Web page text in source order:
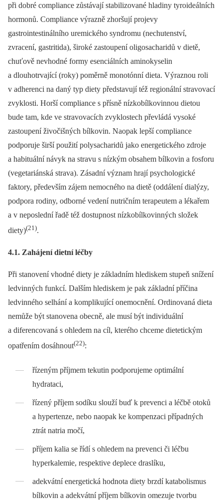
při dobré compliance zůstávají stabilizované hladiny tyroideálních
hormonů. Compliance výrazně zhoršují projevy
gastrointestinálního uremického syndromu (nechutenství,
zvracení, gastritida), široké zastoupení oligosacharidů v dietě,
chuťově nevhodné formy esenciálních aminokyselin
a dlouhotrvající (roky) poměrně monotónní dieta. Výraznou roli
v adherenci na daný typ diety představují též regionální stravovací
zvyklosti. Horší compliance s přísně nízkobílkovinnou dietou
bude tam, kde ve stravovacích zvyklostech převládá vysoké
zastoupení živočišných bílkovin. Naopak lepší compliance
podporuje širší použití polysacharidů jako energetického zdroje
a habituální návyk na stravu s nízkým obsahem bílkovin a fosforu
(vegetariánská strava). Zásadní význam hrají psychologické
faktory, především zájem nemocného na dietě (oddálení dialýzy,
podpora rodiny, odborné vedení nutričním terapeutem a lékařem
a v neposlední řadě též dostupnost nízkobílkovinných složek
diety)(21).
4.1. Zahájení dietní léčby
Při stanovení vhodné diety je základním hlediskem stupeň snížení
ledvinných funkcí. Dalším hlediskem je pak základní příčina
ledvinného selhání a komplikující onemocnění. Ordinovaná dieta
nemůže být stanovena obecně, ale musí být individuální
a diferencovaná s ohledem na cíl, kterého chceme dietetickým
opatřením dosáhnout(22):
řízeným příjmem tekutin podporujeme optimální
hydrataci,
řízený příjem sodíku slouží buď k prevenci a léčbě otoků
a hypertenze, nebo naopak ke kompenzaci případných
ztrát natria močí,
příjem kalia se řídí s ohledem na prevenci či léčbu
hyperkalemie, respektive deplece draslíku,
adekvátní energetická hodnota diety brzdí katabolismus
bílkovin a adekvátní příjem bílkovin omezuje tvorbu